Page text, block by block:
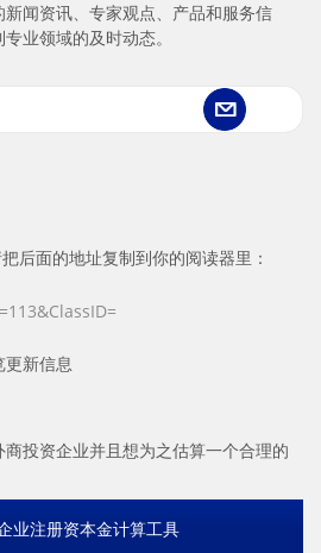
闻资讯、专家观点、产品和服务信
业领域的及时动态。
后面的地址复制到你的阅读器里：
更新信息
投资企业并且想为之估算一个合理的
业注册资本金计算工具